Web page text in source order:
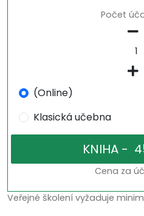
Počet
(Online)
Klasická učebna
Cena za
Veřejné školení vyžaduje